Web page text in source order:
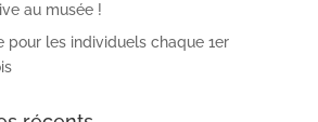
au musée !
pour les individuels chaque 1er